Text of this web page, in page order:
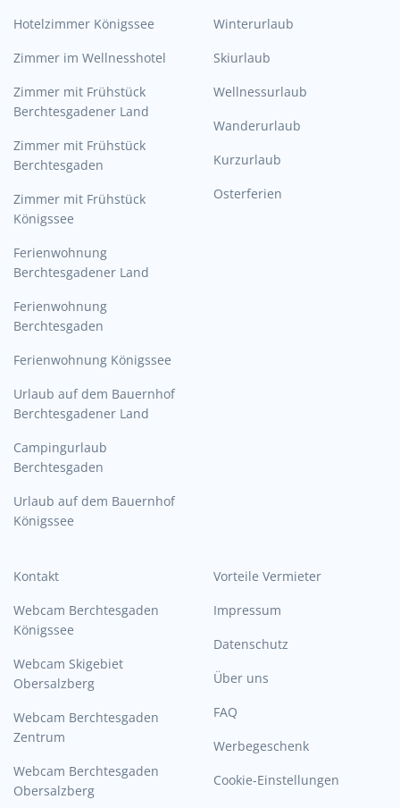
Hotelzimmer Königssee
Zimmer im Wellnesshotel
Zimmer mit Frühstück
Berchtesgadener Land
Zimmer mit Frühstück
Berchtesgaden
Zimmer mit Frühstück
Königssee
Ferienwohnung
Berchtesgadener Land
Ferienwohnung
Berchtesgaden
Ferienwohnung Königssee
Urlaub auf dem Bauernhof
Berchtesgadener Land
Campingurlaub
Berchtesgaden
Urlaub auf dem Bauernhof
Königssee
Winterurlaub
Skiurlaub
Wellnessurlaub
Wanderurlaub
Kurzurlaub
Osterferien
Kontakt
Webcam Berchtesgaden
Königssee
Webcam Skigebiet
Obersalzberg
Webcam Berchtesgaden
Zentrum
Webcam Berchtesgaden
Obersalzberg
Vorteile Vermieter
Impressum
Datenschutz
Über uns
FAQ
Werbegeschenk
Cookie-Einstellungen